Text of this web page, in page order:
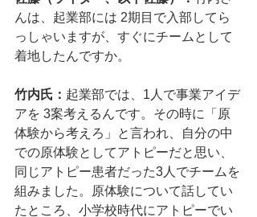
んは、起業部には 2期目で入部してら
っしゃいますが、すぐにチームとして
着地したんですか。
竹内氏： 起業部では、1人で事業アイデ
アを 3案考えるんです。その時に「原
体験から考えろ」と言われ、自分の中
での原体験としてアトピーだと思い、
同じアトピー患者だった3人でチームを
組みました。原体験について話してい
たところ、小学校時代にアトピーでい